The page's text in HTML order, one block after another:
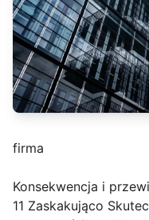
firma
Konsekwencja i
11 Zaskakująco